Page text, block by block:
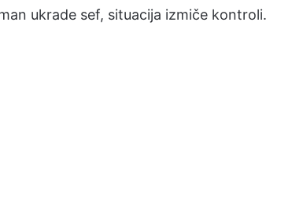
ukrade sef, situacija izmiče kontroli.